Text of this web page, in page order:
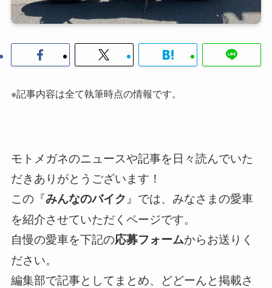
※記事内容は全て執筆時点の情報です。
モトメガネのニュースや記事を日々読んでいた
だきありがとうございます！
この『みんなのバイク 』では、みなさまの愛車
を紹介させていただくページです。
自慢の愛車を下記の応募フォームからお送りく
ださい。
編集部で記事としてまとめ、どどーんと掲載さ